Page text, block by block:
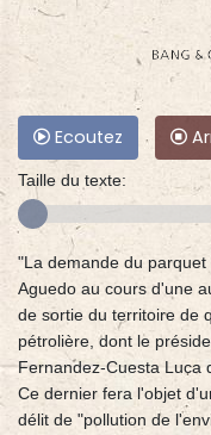
Ecoutez
Taille du texte:
"La demande du
Aguedo au cours d'une
de sortie du territoire de
pétrolière, dont le
Fernandez-Cuesta Luca
Ce dernier fera l'objet
délit de "pollution de